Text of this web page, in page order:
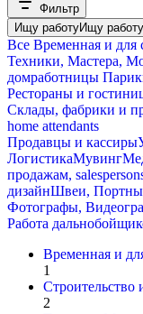
Фильтр
Ищу работуИщу работу
Все Временная и для
Техники, Мастера,
домработницы
Рестораны и
Склады, фабрики и
home attendants
Продавцы и кассиры
ЛогистикаМувинг
продажам,
дизайнШвеи,
Фотографы,
Работа
Временная и
1
Строительство
2